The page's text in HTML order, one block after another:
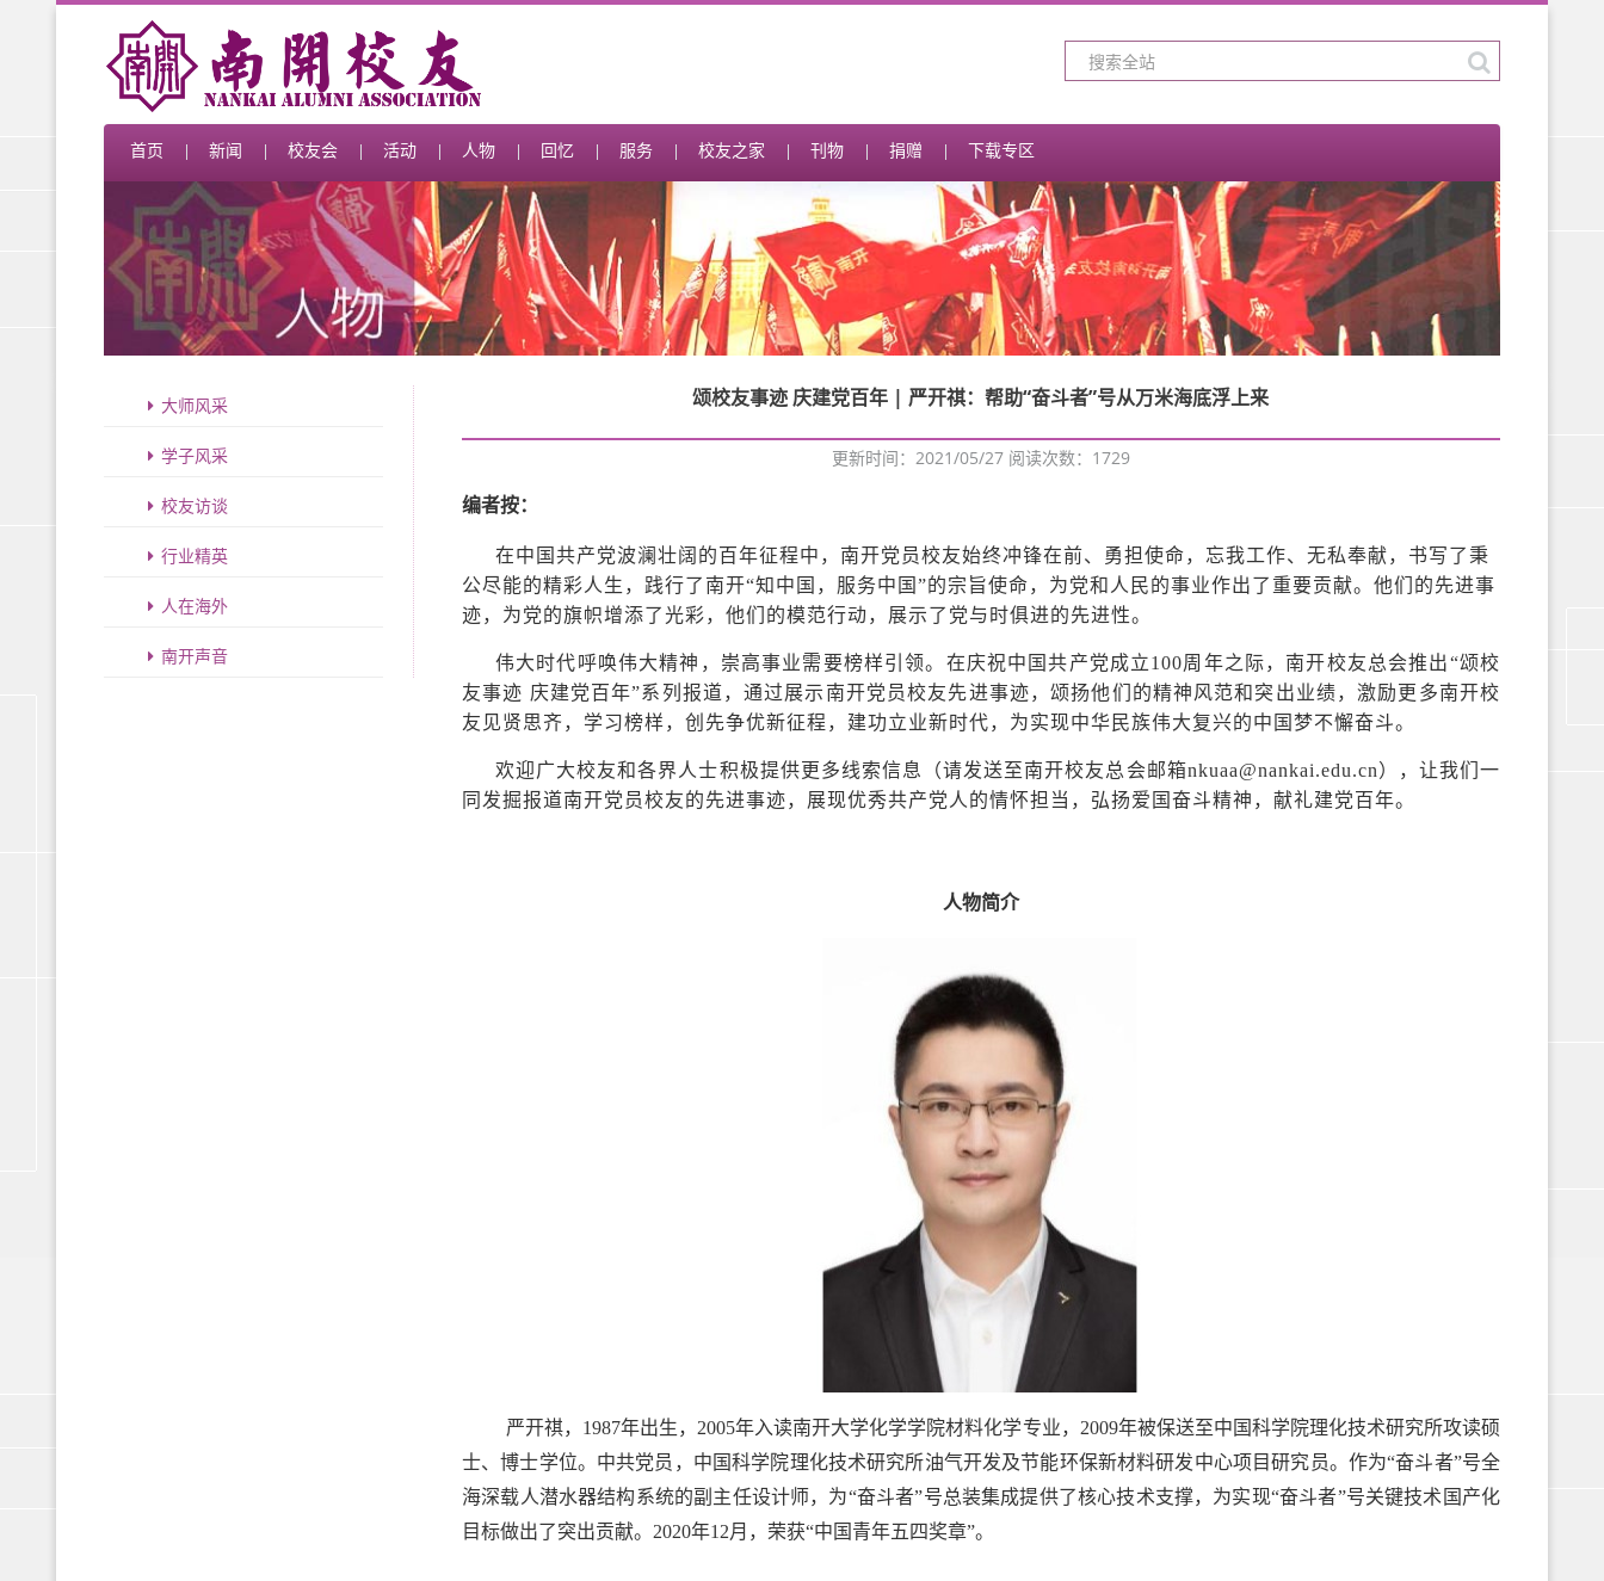
首页 新闻 校友会 活动 人物 回忆 服务 校友之家 刊物 捐赠 下载专区
大师风采
学子风采
校友访谈
行业精英
人在海外
南开声音
颂校友事迹 庆建党百年 | 严开祺：帮助“奋斗者”号从万米海底浮上来
更新时间：2021/05/27 阅读次数： 1729
编者按：
在中国共产党波澜壮阔的百年征程中，南开党员校友始终冲锋在前、勇担使命，忘我工作、无私奉献，书写了秉
公尽能的精彩人生，践行了南开“知中国，服务中国”的宗旨使命，为党和人民的事业作出了重要贡献。他们的先进事
迹，为党的旗帜增添了光彩，他们的模范行动，展示了党与时俱进的先进性。
伟大时代呼唤伟大精神，崇高事业需要榜样引领。在庆祝中国共产党成立100周年之际，南开校友总会推出“颂校
友事迹 庆建党百年”系列报道，通过展示南开党员校友先进事迹，颂扬他们的精神风范和突出业绩，激励更多南开校
友见贤思齐，学习榜样，创先争优新征程，建功立业新时代，为实现中华民族伟大复兴的中国梦不懈奋斗。
欢迎广大校友和各界人士积极提供更多线索信息（请发送至南开校友总会邮箱nkuaa@nankai.edu.cn），让我们一
同发掘报道南开党员校友的先进事迹，展现优秀共产党人的情怀担当，弘扬爱国奋斗精神，献礼建党百年。
人物简介
严开祺，1987年出生，2005年入读南开大学化学学院材料化学专业，2009年被保送至中国科学院理化技术研究所攻读硕
士、博士学位。中共党员，中国科学院理化技术研究所油气开发及节能环保新材料研发中心项目研究员。作为“奋斗者”号全
海深载人潜水器结构系统的副主任设计师，为“奋斗者”号总装集成提供了核心技术支撑，为实现“奋斗者”号关键技术国产化
目标做出了突出贡献。2020年12月，荣获“中国青年五四奖章”。